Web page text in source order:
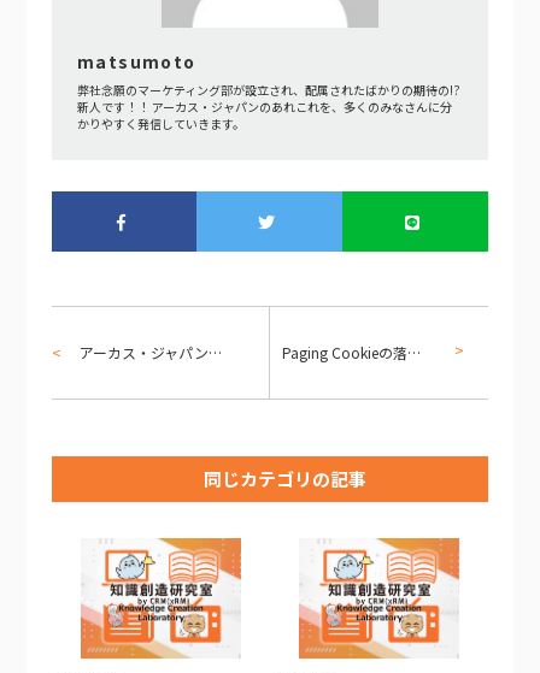
matsumoto
弊社念願のマーケティング部が設立され、配属されたばかりの期待の!?
新人です！！ アーカス・ジャパンのあれこれを、多くのみなさんに分
かりやすく発信していきます。
アーカス・ジャパン主催、大阪エヴェッサブースターパーティを開催いたしました！ Paging Cookieの落とし穴
同じカテゴリの記事